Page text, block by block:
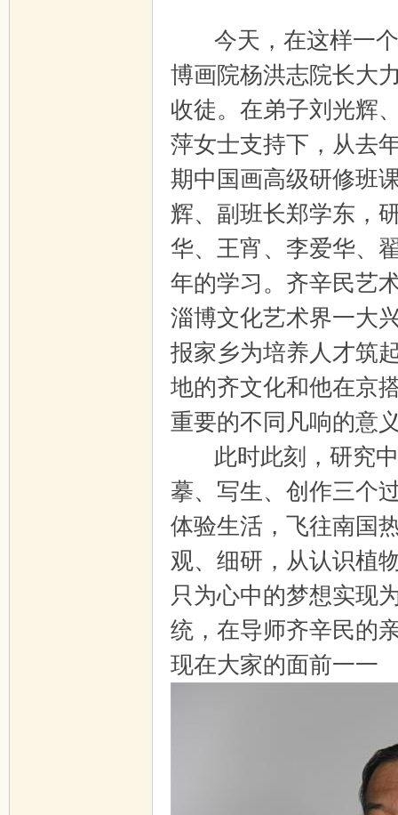
今天，在这样一个
博画院杨洪志院长大
收徒。在弟子刘光辉
萍女士支持下，从去
期中国画高级研修班
辉、副班长郑学东，
华、王宵、李爱华、
年的学习。齐辛民艺
淄博文化艺术界一大
报家乡为培养人才筑
地的齐文化和他在京
重要的不同凡响的意
此时此刻，研究中
摹、写生、创作三个
体验生活，飞往南国
观、细研，从认识植
只为心中的梦想实现
统，在导师齐辛民的
现在大家的面前一一